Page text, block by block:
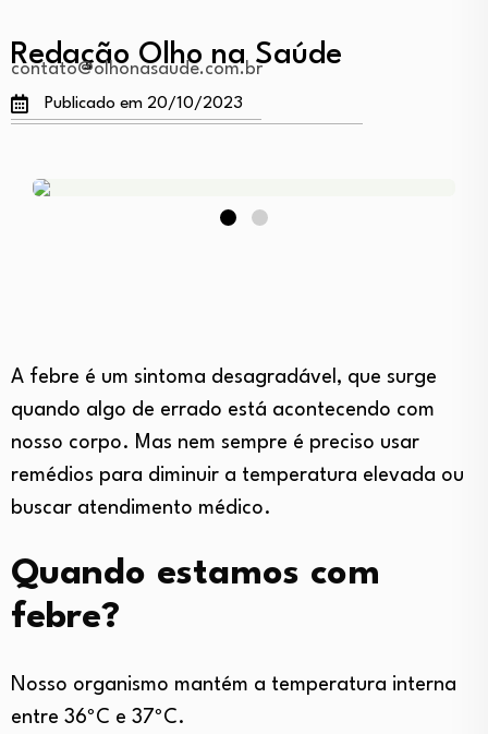
Redação Olho na Saúde
contato@olhonasaude.com.br
Publicado em 20/10/2023
A febre é um sintoma desagradável, que surge
quando algo de errado está acontecendo com
nosso corpo. Mas nem sempre é preciso usar
remédios para diminuir a temperatura elevada ou
buscar atendimento médico.
Quando estamos com
febre?
Nosso organismo mantém a temperatura interna
entre 36ºC e 37ºC.